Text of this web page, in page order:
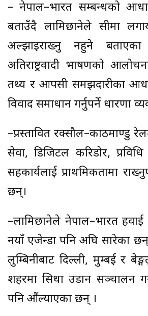
– नेपाल–भारत सम्बन्धको
बताउँदै लामिछानेले सीमा
अल्झाइराख्नु नहुने
अतिराष्ट्रवादी भाषणको
तथ्य र आपसी समझदारीका
विवाद समाधान गर्नुपर्ने धारणा
–प्रस्तावित रक्सौल–काठमाण्डु
सेवा, डिजिटल करिडोर, प्रविधि
सहकार्यलाई प्राथमिकतामा
छन्।
–लामिछानेले नेपाल–भारत हवाई
नयाँ एजेन्डा पनि अघि सारेका
लुम्बिनीबाट दिल्ली, मुम्बई र
शहरमा सिधा उडान सञ्चालन
पनि औंल्याएका छन् ।